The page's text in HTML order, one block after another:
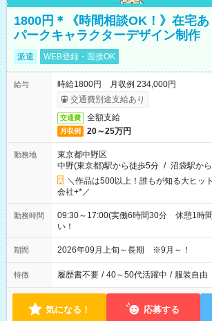
1800円＊《時間相談OK！》在宅
パークキャラクターデザイン制作
派遣 WEB登録・面接OK
給与
時給1800円 月収例 234,000円
交通費別途支給あり
交通費 全額支給
月収例 20～25万円
勤務地
東京都中野区
中野(東京都)駅から徒歩5分 / 沼袋駅か
＼作品は500以上！誰もが知る大ヒッ
会社+*／
勤務時間
09:30～17:00(実働6時間30分 休憩1時
い！
期間 2026年09月上旬～長期 ※9月～！
特徴 履歴書不要 / 40～50代活躍中 / 服装自由
気になる！ 応募する